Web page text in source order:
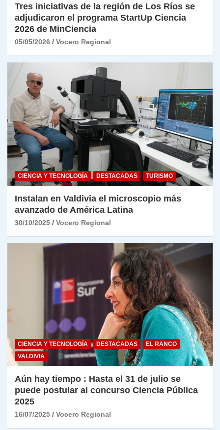
Tres iniciativas de la región de Los Ríos se
adjudicaron el programa StartUp Ciencia
2026 de MinCiencia
05/05/2026 Vocero Regional
CIENCIA Y TECNOLOGÍA DESTACADAS TURISMO
Instalan en Valdivia el microscopio más
avanzado de América Latina
30/10/2025 Vocero Regional
CIENCIA Y TECNOLOGÍA DESTACADAS
EL RANCO
VALDIVIA
Aún hay tiempo : Hasta el 31 de julio se
puede postular al concurso Ciencia Pública
2025
16/07/2025 Vocero Regional